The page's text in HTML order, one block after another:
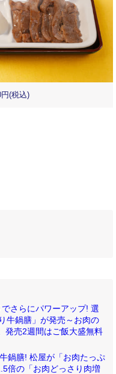
(税込)
さらにパワーアップ! 選
牛鍋膳」が発売～お肉の
発売2週間はご飯大盛無料
鍋膳! 松屋が「お肉たっぷ
倍の「お肉どっさり肉増